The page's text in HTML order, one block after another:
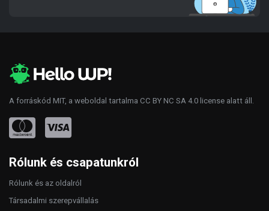
A forráskód MIT, a weboldal tartalma CC BY NC SA 4.0 license alatt áll.
Rólunk és csapatunkról
Rólunk és az oldalról
Társadalmi szerepvállalás